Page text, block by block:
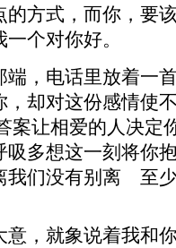
的方式，而你，要
个对你好。
电话里放着一首
，却对这份感情使
案让相爱的人决
吸多想这一刻将你
们没有别离 至少
就象说着我和你